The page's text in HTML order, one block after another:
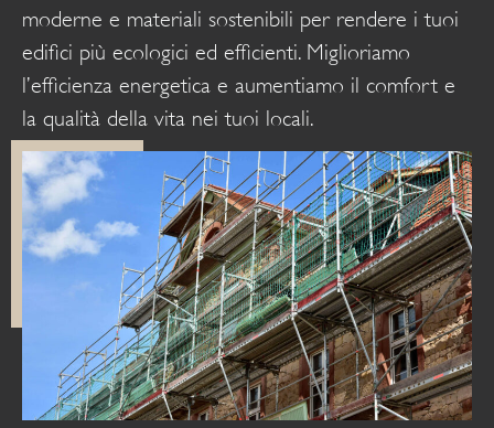
moderne e materiali sostenibili per rendere i tuoi
edifici più ecologici ed efficienti. Miglioriamo
l’efficienza energetica e aumentiamo il comfort e
la qualità della vita nei tuoi locali.